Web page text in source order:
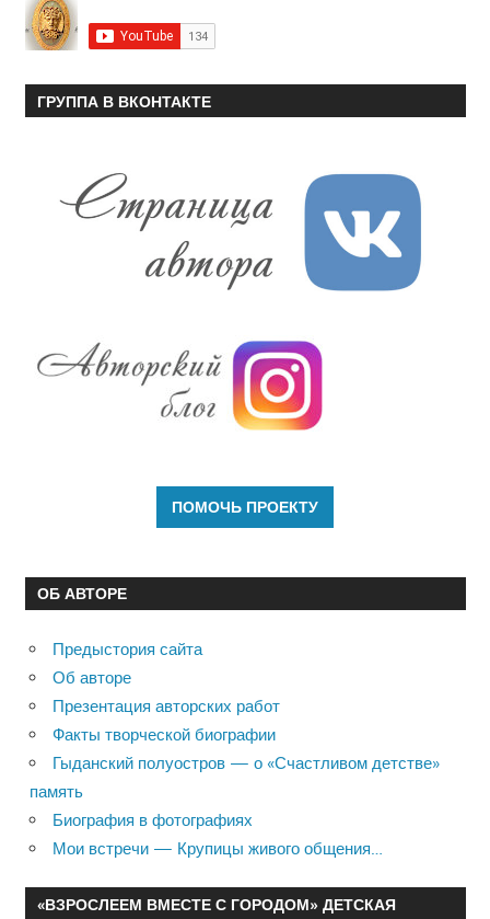
ГРУППА В ВКОНТАКТЕ
ОБ АВТОРЕ
Предыстория сайта
Об авторе
Презентация авторских работ
Факты творческой биографии
Гыданский полуостров — о «Счастливом детстве»
память
Биография в фотографиях
Мои встречи — Крупицы живого общения…
«ВЗРОСЛЕЕМ ВМЕСТЕ С ГОРОДОМ» ДЕТСКАЯ